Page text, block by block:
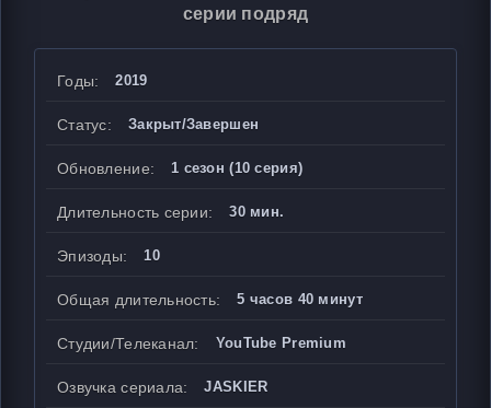
серии подряд
Годы: 2019
Статус: Закрыт/Завершен
Обновление: 1 сезон (10 серия)
Длительность серии: 30 мин.
Эпизоды: 10
Общая длительность: 5 часов 40 минут
Студии/Телеканал: YouTube Premium
Озвучка сериала: JASKIER